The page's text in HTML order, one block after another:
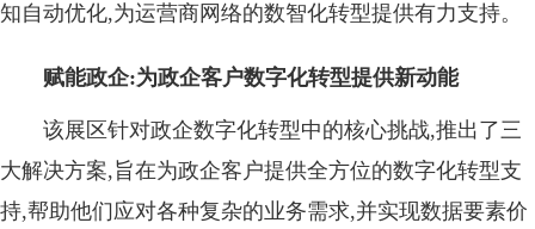
知自动优化,为运营商网络的数智化转型提供有力支持。
赋能政企:为政企客户数字化转型提供新动能
该展区针对政企数字化转型中的核心挑战,推出了三
大解决方案,旨在为政企客户提供全方位的数字化转型支
持,帮助他们应对各种复杂的业务需求,并实现数据要素价